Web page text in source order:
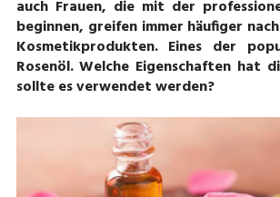
auch Frauen, die mit der
beginnen, greifen immer häufiger
Kosmetikprodukten. Eines der
Rosenöl. Welche Eigenschaften hat
sollte es verwendet werden?